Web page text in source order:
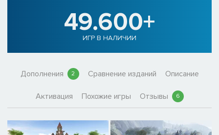
49.600+
ИГР В НАЛИЧИИ
Дополнения 2 Сравнение изданий Описание
Активация Похожие игры Отзывы 6